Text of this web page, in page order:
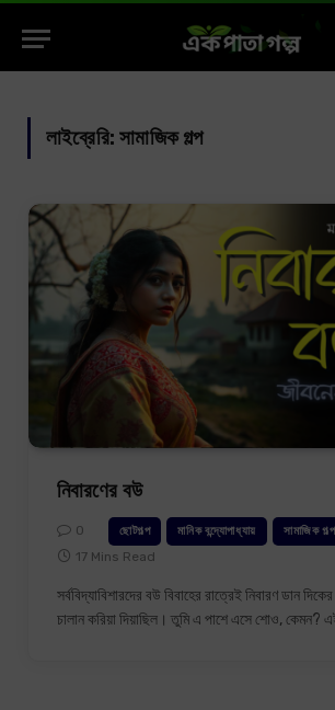
লাইব্রেরি:সামাজিক গল্প
নিবারণের বউ
0 ছোটগল্প মানিক বন্দ্যোপাধ্যায় সামাজিক গল্প
17 Mins Read
সর্ববিদ্যাবিশারদের বউ বিবাহের রাত্রেই নিবারণ ডান দিকের
চালান করিয়া দিয়াছিল। তুমি এ পাশে এসে শোও, কেমন?